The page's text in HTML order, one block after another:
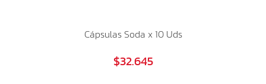
Cápsulas Soda x 10 Uds
$32.645